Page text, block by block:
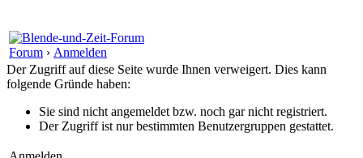
Forum › Anmelden
Der Zugriff auf diese Seite wurde Ihnen verweigert. Dies kann
folgende Gründe haben:
Sie sind nicht angemeldet bzw. noch gar nicht registriert.
Der Zugriff ist nur bestimmten Benutzergruppen gestattet.